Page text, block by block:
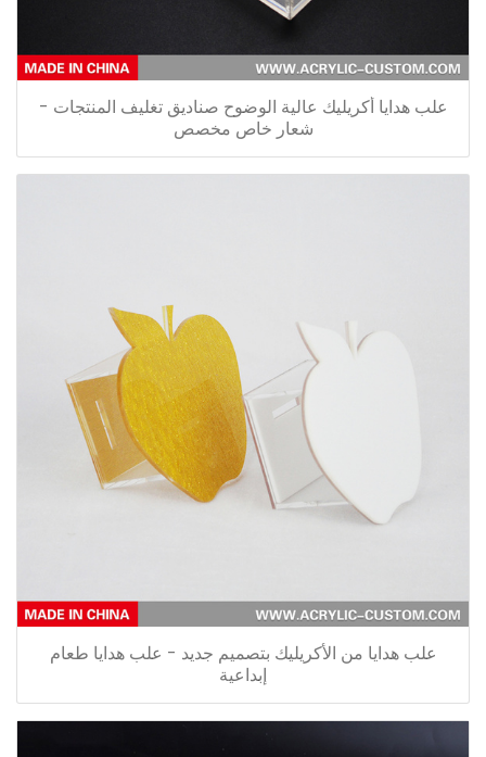
علب هدايا أكريليك عالية الوضوح صناديق تغليف المنتجات -
شعار خاص مخصص
علب هدايا من الأكريليك بتصميم جديد - علب هدايا طعام
إبداعية